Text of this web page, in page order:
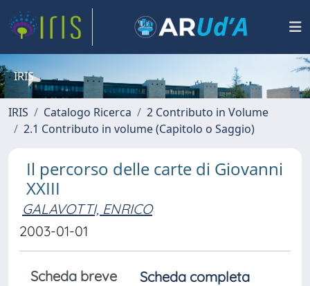
IRIS
IRIS Catalogo Ricerca
2 Contributo in Volume
2.1 Contributo in volume (Capitolo o Saggio)
Il percorso delle carte di Giovanni
XXIII
GALAVOTTI, ENRICO
2003-01-01
Scheda breve
Scheda completa